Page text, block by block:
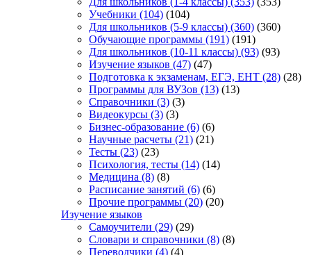
Учебники (104) (104)
Для школьников (5-9 классы) (360) (360)
Обучающие программы (191) (191)
Для школьников (10-11 классы) (93) (93)
Изучение языков (47) (47)
Подготовка к экзаменам, ЕГЭ, ЕНТ (28) (28)
Программы для ВУЗов (13) (13)
Справочники (3) (3)
Видеокурсы (3) (3)
Бизнес-образование (6) (6)
Научные расчеты (21) (21)
Тесты (23) (23)
Психология, тесты (14) (14)
Медицина (8) (8)
Расписание занятий (6) (6)
Прочие программы (20) (20)
Изучение языков
Самоучители (29) (29)
Словари и справочники (8) (8)
Переводчики (4) (4)